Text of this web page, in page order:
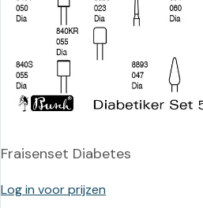
Fraisenset Diabetes
Log in voor prijzen